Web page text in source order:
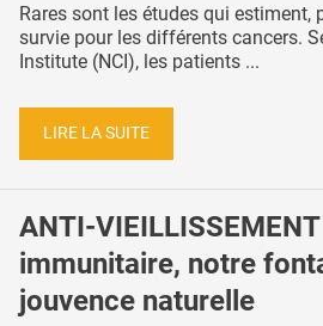
Rares sont les études qui estiment,
survie pour les différents cancers.
Institute (NCI), les patients ...
LIRE LA SUITE
ANTI-
immunitaire, notre
jouvence naturelle